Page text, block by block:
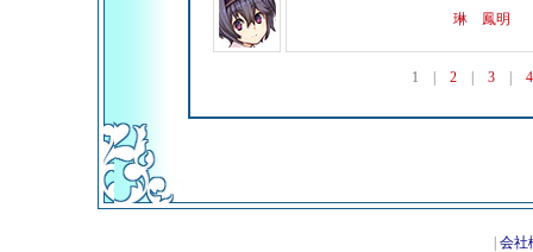
琳 鳳明
1 2| 3| 4
会社